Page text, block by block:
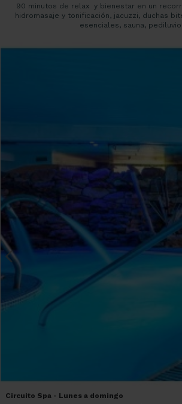
90 minutos de relax y bienestar en un
hidromasaje y tonificación, jacuzzi, duchas
esenciales, sauna,
Circuito Spa - Lunes a domingo